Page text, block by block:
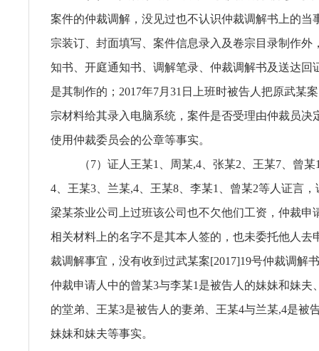
案件的仲裁调解，没见过也不认识仲裁调解书上的当
宗装订、封面填写、案件信息录入及卷宗目录制作外
知书、开庭通知书、调解笔录、仲裁调解书及送达回
是其制作的；2017年7月31日上班时被告人把原武某
宗材料给其录入电脑系统，案件是否受理由仲裁员决
使用仲裁委员会的公章等事实。
（7）证人王某1、周某,4、张某2、王某7、曾
4、王某3、兰某,4、王某8、李某1、曾某2等人证言
梁某茶业公司上过班该公司也不欠他们工资，仲裁申
相关材料上的名字不是其本人签的，也未委托他人去
裁调解事宜，没有收到过武某案[2017]19号仲裁调解
仲裁申请人中的曾某3与李某1是被告人的妹妹和妹夫
的堂弟、王某3是被告人的妻弟、王某4与兰某,4是被
妹妹和妹夫等事实。